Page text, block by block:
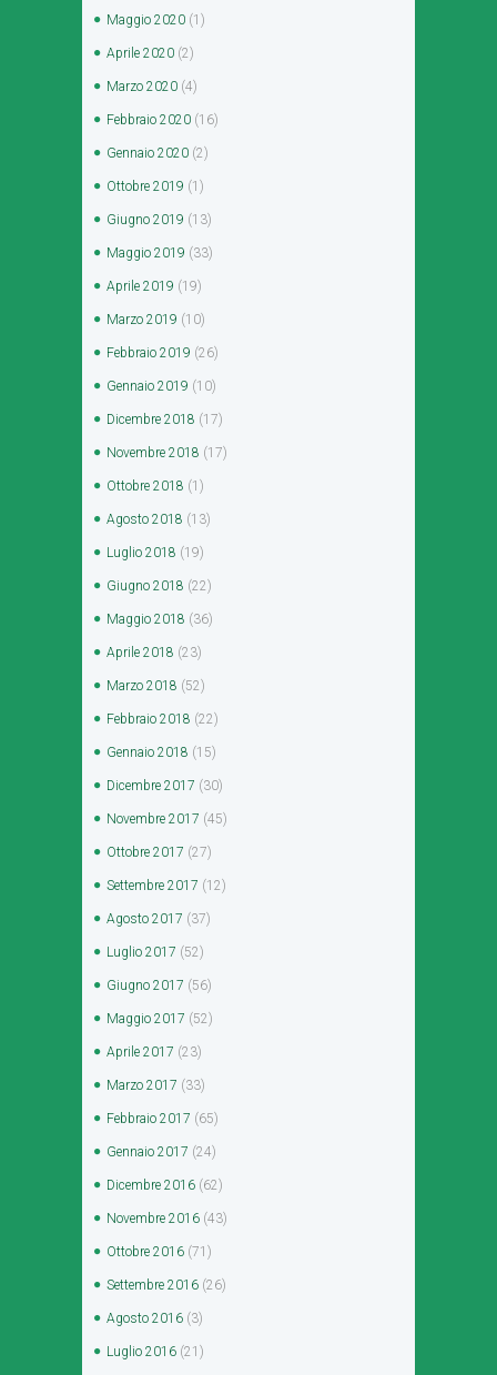
Maggio 2020 (1)
Aprile 2020 (2)
Marzo 2020 (4)
Febbraio 2020 (16)
Gennaio 2020 (2)
Ottobre 2019 (1)
Giugno 2019 (13)
Maggio 2019 (33)
Aprile 2019 (19)
Marzo 2019 (10)
Febbraio 2019 (26)
Gennaio 2019 (10)
Dicembre 2018 (17)
Novembre 2018 (17)
Ottobre 2018 (1)
Agosto 2018 (13)
Luglio 2018 (19)
Giugno 2018 (22)
Maggio 2018 (36)
Aprile 2018 (23)
Marzo 2018 (52)
Febbraio 2018 (22)
Gennaio 2018 (15)
Dicembre 2017 (30)
Novembre 2017 (45)
Ottobre 2017 (27)
Settembre 2017 (12)
Agosto 2017 (37)
Luglio 2017 (52)
Giugno 2017 (56)
Maggio 2017 (52)
Aprile 2017 (23)
Marzo 2017 (33)
Febbraio 2017 (65)
Gennaio 2017 (24)
Dicembre 2016 (62)
Novembre 2016 (43)
Ottobre 2016 (71)
Settembre 2016 (26)
Agosto 2016 (3)
Luglio 2016 (21)